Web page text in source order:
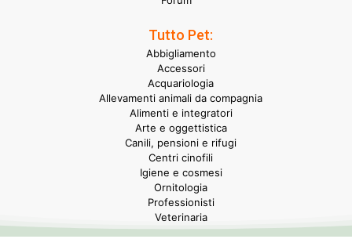
Tutto Pet:
Abbigliamento
Accessori
Acquariologia
Allevamenti animali da compagnia
Alimenti e integratori
Arte e oggettistica
Canili, pensioni e rifugi
Centri cinofili
Igiene e cosmesi
Ornitologia
Professionisti
Veterinaria